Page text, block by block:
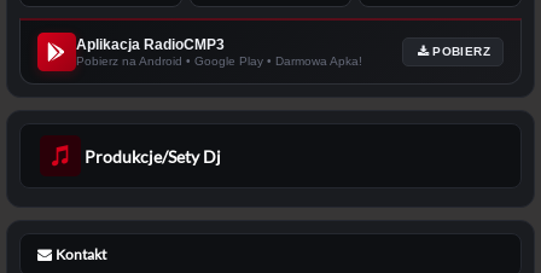
Aplikacja RadioCMP3
Pobierz na Android • Google Play • Darmowa Apka!
POBIERZ
Produkcje/Sety Dj
Kontakt